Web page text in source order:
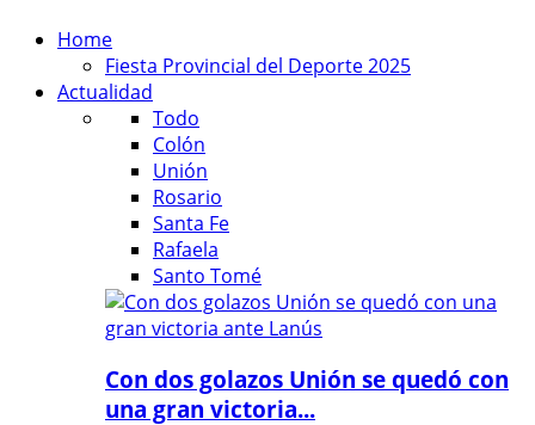
Home
Fiesta Provincial del Deporte 2025
Actualidad
Todo
Colón
Unión
Rosario
Santa Fe
Rafaela
Santo Tomé
Con dos golazos Unión se quedó con
una gran victoria...